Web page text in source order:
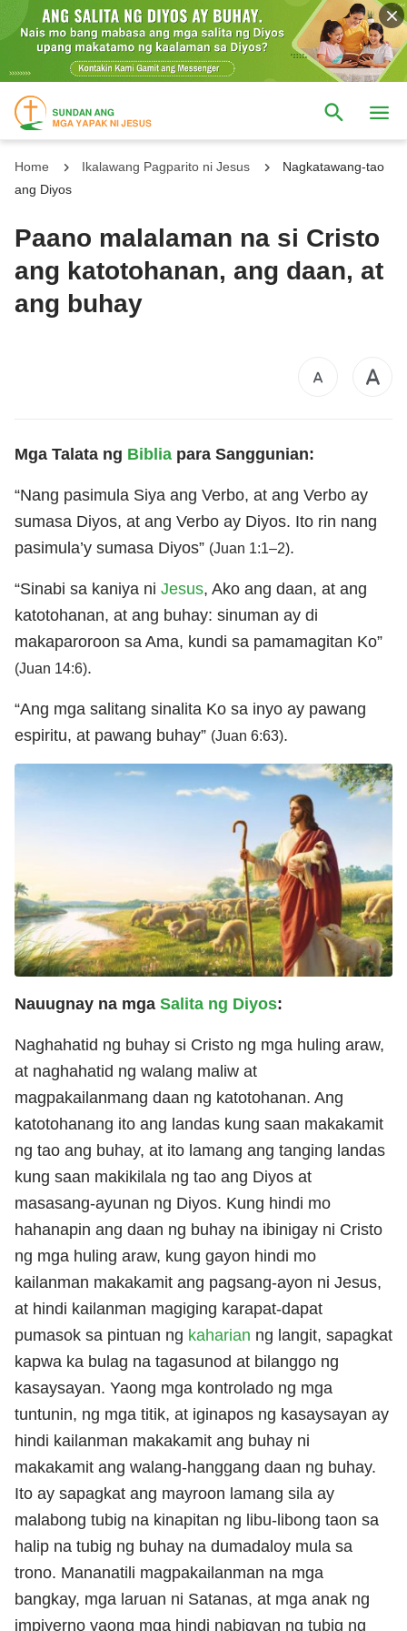
Home Ikalawang Pagparito ni Jesus
Nagkatawang-tao
ang Diyos
Paano malalaman na si Cristo
ang katotohanan, ang daan, at
ang buhay
Mga Talata ng Biblia para Sanggunian:
“Nang pasimula Siya ang Verbo, at ang Verbo ay
sumasa Diyos, at ang Verbo ay Diyos. Ito rin nang
pasimula’y sumasa Diyos” (Juan 1:1–2).
“Sinabi sa kaniya ni Jesus, Ako ang daan, at ang
katotohanan, at ang buhay: sinuman ay di
makaparoroon sa Ama, kundi sa pamamagitan Ko”
(Juan 14:6).
“Ang mga salitang sinalita Ko sa inyo ay pawang
espiritu, at pawang buhay” (Juan 6:63).
Nauugnay na mga Salita ng Diyos:
Naghahatid ng buhay si Cristo ng mga huling araw,
at naghahatid ng walang maliw at
magpakailanmang daan ng katotohanan. Ang
katotohanang ito ang landas kung saan makakamit
ng tao ang buhay, at ito lamang ang tanging landas
kung saan makikilala ng tao ang Diyos at
masasang-ayunan ng Diyos. Kung hindi mo
hahanapin ang daan ng buhay na ibinigay ni Cristo
ng mga huling araw, kung gayon hindi mo
kailanman makakamit ang pagsang-ayon ni Jesus,
at hindi kailanman magiging karapat-dapat
pumasok sa pintuan ng kaharian ng langit, sapagkat
kapwa ka bulag na tagasunod at bilanggo ng
kasaysayan. Yaong mga kontrolado ng mga
tuntunin, ng mga titik, at iginapos ng kasaysayan ay
hindi kailanman makakamit ang buhay ni
makakamit ang walang-hanggang daan ng buhay.
Ito ay sapagkat ang mayroon lamang sila ay
malabong tubig na kinapitan ng libu-libong taon sa
halip na tubig ng buhay na dumadaloy mula sa
trono. Mananatili magpakailanman na mga
bangkay, mga laruan ni Satanas, at mga anak ng
impiyerno yaong mga hindi nabigyan ng tubig ng